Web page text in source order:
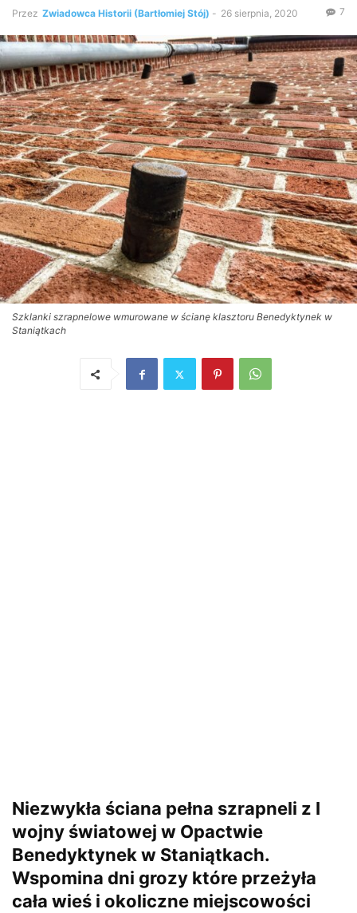
Przez Zwiadowca Historii (Bartłomiej Stój) - 26 sierpnia, 2020 7
Szklanki szrapnelowe wmurowane w ścianę klasztoru Benedyktynek w
Staniątkach
Niezwykła ściana pełna szrapneli z I
wojny światowej w Opactwie
Benedyktynek w Staniątkach.
Wspomina dni grozy które przeżyła
cała wieś i okoliczne miejscowości